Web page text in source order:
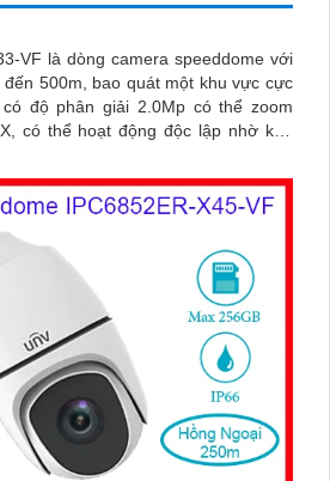
VF là dòng camera speeddome với
500m, bao quát một khu vực cực
độ phân giải 2.0Mp có thể zoom
có thể hoạt động độc lập nhờ khe